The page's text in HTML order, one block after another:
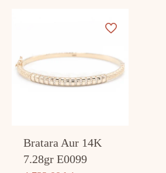
Bratara Aur 14K
7.28gr E0099